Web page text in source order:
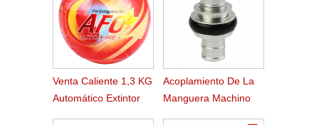
Venta Caliente 1,3 KG
Automático Extintor
Acoplamiento De La
Manguera Machino